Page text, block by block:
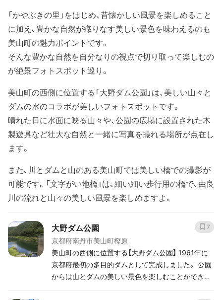
「かやぶきの里」をはじめ、昔懐かしい風景を楽しめること
に加え、豊かな自然が織りなす美しい景色を味わえるのも
美山町の魅力ポイントです。
そんな豊かな自然を自分なりの視点で切り取って楽しむの
が絶景フォトスポット巡り。
美山町の西側に位置する「大野ダム公園」は、美しい山々と
ダムの水のコラボが美しいフォトスポットです。
晴れた日に水面に映る山々や、公園の広場に設置された木
製遊具など壮大な自然と一緒に写真を撮れる場所が点在し
ます。
また、川とダムと山のある美山町では美しい橋での撮影が
可能です。「文字がい地橋」は、細い細い歩行用の橋で、由良
川の流れと山々の美しい風景を楽しめますよ。
大野ダム公園
京都府南丹市美山町樫原
美山町の西側に位置する【大野ダム公園】 1961年に
京都府最初の多目的ダムとして完成しました。 公園
からは山とダムの美しい景色を楽しむことができま
7